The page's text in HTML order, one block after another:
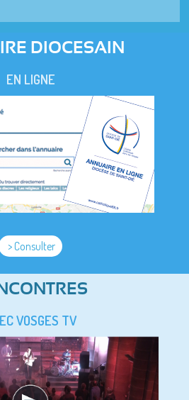
DIOCESAIN
EN LIGNE
> Consulter
VOSGES TV